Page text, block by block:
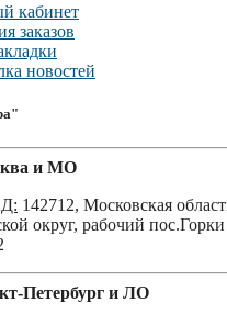
кабинет
заказов
новостей
и МО
142712, Московская
округ, рабочий
Петербург и ЛО